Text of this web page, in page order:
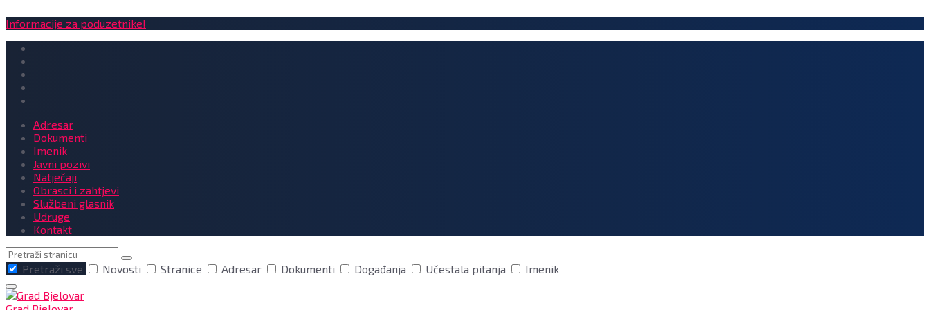
Informacije za poduzetnike!
Adresar
Dokumenti
Imenik
Javni pozivi
Natječaji
Obrasci i zahtjevi
Službeni glasnik
Udruge
Kontakt
Pretraga
Pretraži sve
Novosti Stranice Adresar Dokumenti Događanja Učestala pitanja Imenik